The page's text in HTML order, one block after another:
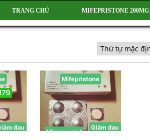
TRANG CHỦ MIFEPRISTONE 200MG